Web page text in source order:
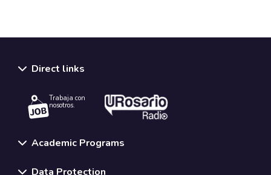
Direct links
Trabaja con
nosotros.
Academic Programs
Data Protection